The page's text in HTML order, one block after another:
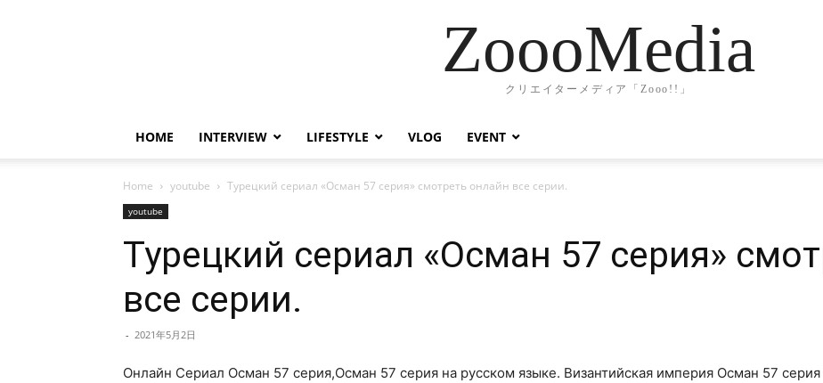
ZoooMedia
クリエイターメディア「Zooo!!」
HOME INTERVIEW LIFESTYLE VLOG EVENT
Home youtube Турецкий сериал «Осман 57 серия» смотреть онлайн все серии.
youtube
Турецкий сериал «Осман 57 серия»
все серии.
- 2021年5月2日
Онлайн Сериал Осман 57 серия,Осман 57 серия на русском языке. Византийская империя Осман 57